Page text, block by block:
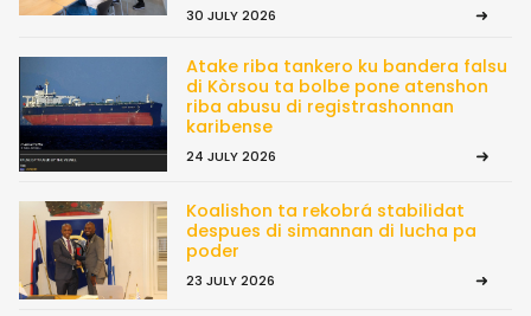
30 JULY 2026
Atake riba tankero ku bandera falsu
di Kòrsou ta bolbe pone atenshon
riba abusu di registrashonnan
karibense
24 JULY 2026
Koalishon ta rekobrá stabilidat
despues di simannan di lucha pa
poder
23 JULY 2026